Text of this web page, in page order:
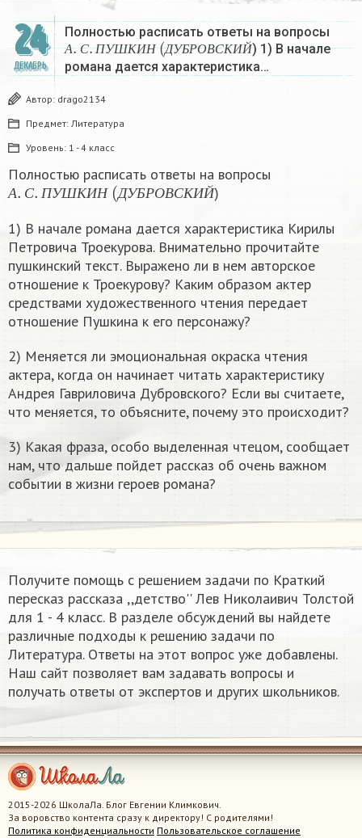
24
ДЕКАБРЬ
Полностью расписать ответы на вопросы
А С П У Ш КИ Н
А.С.ПУШК ИН
Д УБР ОВ СКИЙ
(ДУБР ОВСКИЙ
) 1) В начале
романа дается характеристика…
Автор: drago2134
Предмет: Литература
Уровень: 1 - 4 класс
Полностью расписать ответы на вопросы
А С П УШКИН
А.С.ПУШКИН
Д У Б Р О В С КИ Й
(ДУБРОВСК ИЙ
)
1) В начале романа дается характеристика Кирилы
Петровича Троекурова. Внимательно прочитайте
пушкинский текст. Выражено ли в нем авторское
отношение к Троекурову? Каким образом актер
средствами художественного чтения передает
отношение Пушкина к его персонажу?
2) Меняется ли эмоциональная окраска чтения
актера, когда он начинает читать характеристику
Андрея Гавриловича Дубровского? Если вы считаете,
что меняется, то объясните, почему это происходит?
3) Какая фраза, особо выделенная чтецом, сообщает
нам, что дальше пойдет рассказ об очень важном
событии в жизни героев романа?
Получите помощь с решением задачи по Краткий
пересказ рассказа ,,детство'' Лев Николаивич Толстой
для 1 - 4 класс. В разделе обсуждений вы найдете
различные подходы к решению задачи по
Литература. Ответы на этот вопрос уже добавлены.
Наш сайт позволяет вам задавать вопросы и
получать ответы от экспертов и других школьников.
2015-2026 ШколаЛа. Блог Евгении Климкович.
За воровство контента сразу к директору! С родителями!
Политика конфиденциальности Пользовательское соглашение